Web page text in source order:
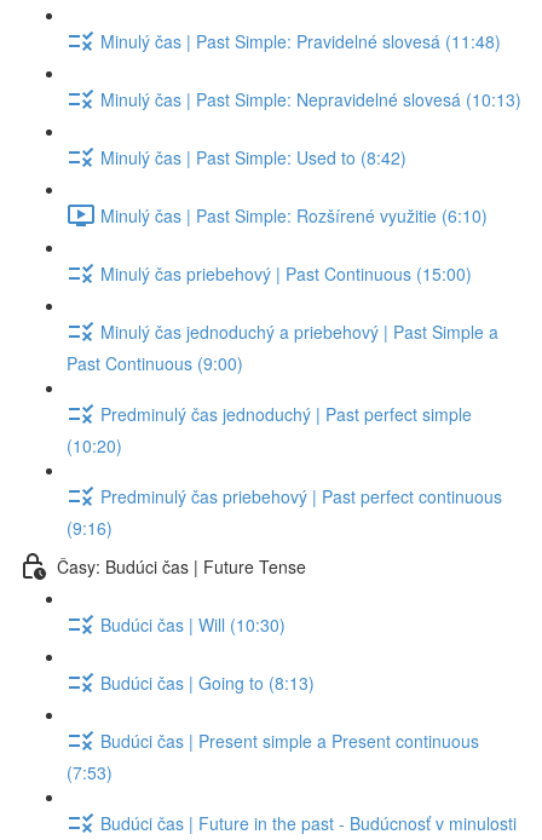
Minulý čas | Past Simple: Pravidelné slovesá (11:48)
Minulý čas | Past Simple: Nepravidelné slovesá (10:13)
Minulý čas | Past Simple: Used to (8:42)
Minulý čas | Past Simple: Rozšírené využitie (6:10)
Minulý čas priebehový | Past Continuous (15:00)
Minulý čas jednoduchý a priebehový | Past Simple a
Past Continuous (9:00)
Predminulý čas jednoduchý | Past perfect simple
(10:20)
Predminulý čas priebehový | Past perfect continuous
(9:16)
Časy: Budúci čas | Future Tense
Budúci čas | Will (10:30)
Budúci čas | Going to (8:13)
Budúci čas | Present simple a Present continuous
(7:53)
Budúci čas | Future in the past - Budúcnosť v minulosti